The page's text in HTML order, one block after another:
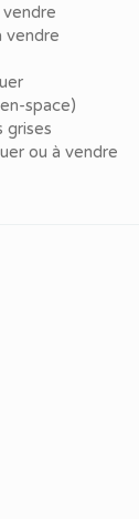
vendre
space)
grises
ou à vendre